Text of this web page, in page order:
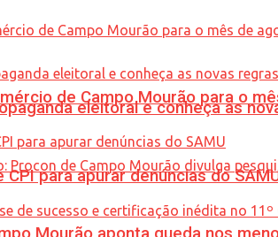
de Campo Mourão para o
eleitoral e conheça as
para apurar denúncias do